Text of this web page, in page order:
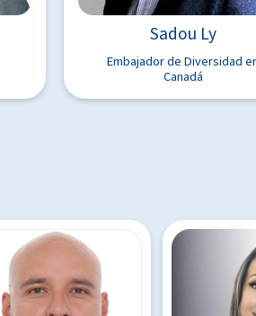
Sadou Ly
Embajador de Diversidad
Canadá